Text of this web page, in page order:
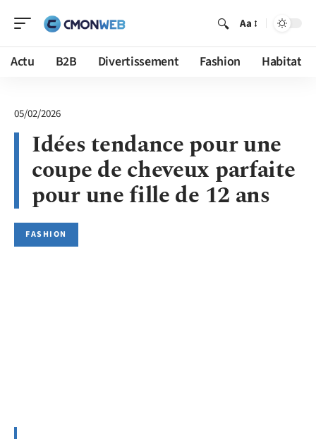
Aa
Actu B2B Divertissement Fashion Habitat
05/02/2026
Idées tendance pour une
coupe de cheveux parfaite
pour une fille de 12 ans
FASHION